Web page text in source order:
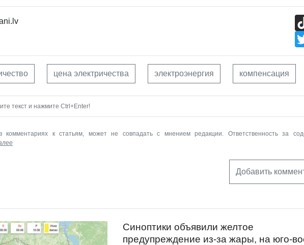
цена электричества электроэнергия компенсация
текст и нажмите Ctrl+Enter!
к статьям, может не совпадать с мнением редакции. Ответственность за
Добавить
Синоптики объявили желтое
предупреждение из-за жары, на юго-